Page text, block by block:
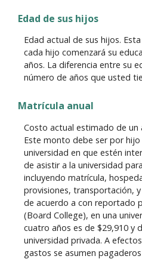
Edad de sus hijos
Edad actual de sus hijos.
cada hijo comenzará su
años. La diferencia entre su
número de años que usted
Matrícula anual
Costo actual estimado de un
Este monto debe ser por
universidad en que estén
de asistir a la universidad
incluyendo matrícula,
provisiones, transportación,
de acuerdo a con reportado
(Board College), en una
cuatro años es de $29,910 y
universidad privada. A
gastos se asumen